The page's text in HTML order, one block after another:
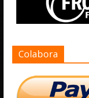
Colabora